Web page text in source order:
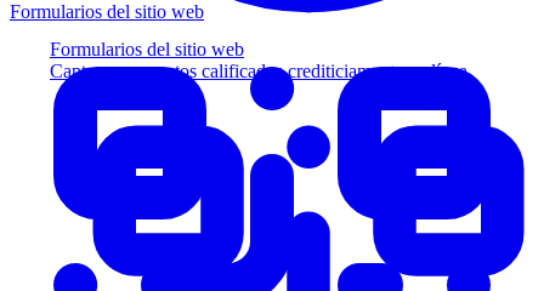
Formularios del sitio web
Capture prospectos calificados crediticiamente en línea
Formularios del sitio web